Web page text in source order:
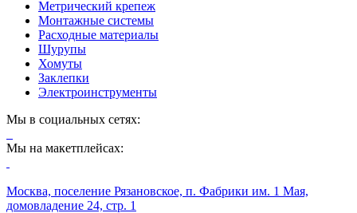
Метрический крепеж
Монтажные системы
Расходные материалы
Шурупы
Хомуты
Заклепки
Электроинструменты
Мы в социальных сетях:
Мы на макетплейсах:
Москва, поселение Рязановское, п. Фабрики им. 1 Мая,
домовладение 24, стр. 1